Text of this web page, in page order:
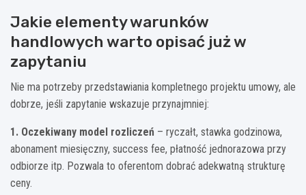
Jakie elementy warunków
handlowych warto opisać już w
zapytaniu
Nie ma potrzeby przedstawiania kompletnego projektu umowy, ale
dobrze, jeśli zapytanie wskazuje przynajmniej:
1. Oczekiwany model rozliczeń – ryczałt, stawka godzinowa,
abonament miesięczny, success fee, płatność jednorazowa przy
odbiorze itp. Pozwala to oferentom dobrać adekwatną strukturę
ceny.